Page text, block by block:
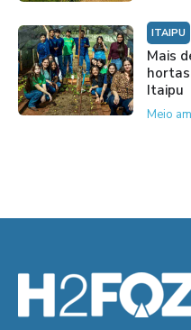
ITAIPU
Mais
Itaipu
Meio